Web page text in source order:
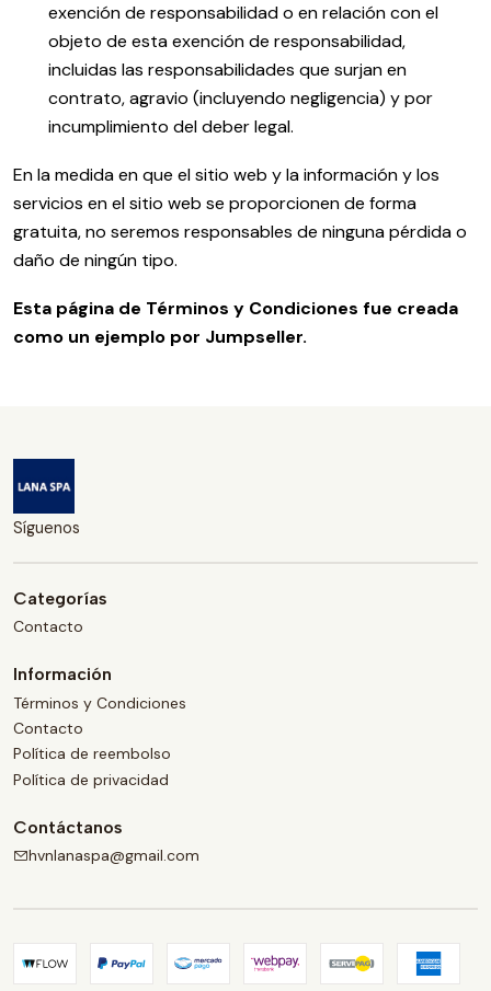
exención de responsabilidad o en relación con el
objeto de esta exención de responsabilidad,
incluidas las responsabilidades que surjan en
contrato, agravio (incluyendo negligencia) y por
incumplimiento del deber legal.
En la medida en que el sitio web y la información y los
servicios en el sitio web se proporcionen de forma
gratuita, no seremos responsables de ninguna pérdida o
daño de ningún tipo.
Esta página de Términos y Condiciones fue creada
como un ejemplo por Jumpseller.
Síguenos
Categorías
Contacto
Información
Términos y Condiciones
Contacto
Política de reembolso
Política de privacidad
Contáctanos
hvnlanaspa@gmail.com